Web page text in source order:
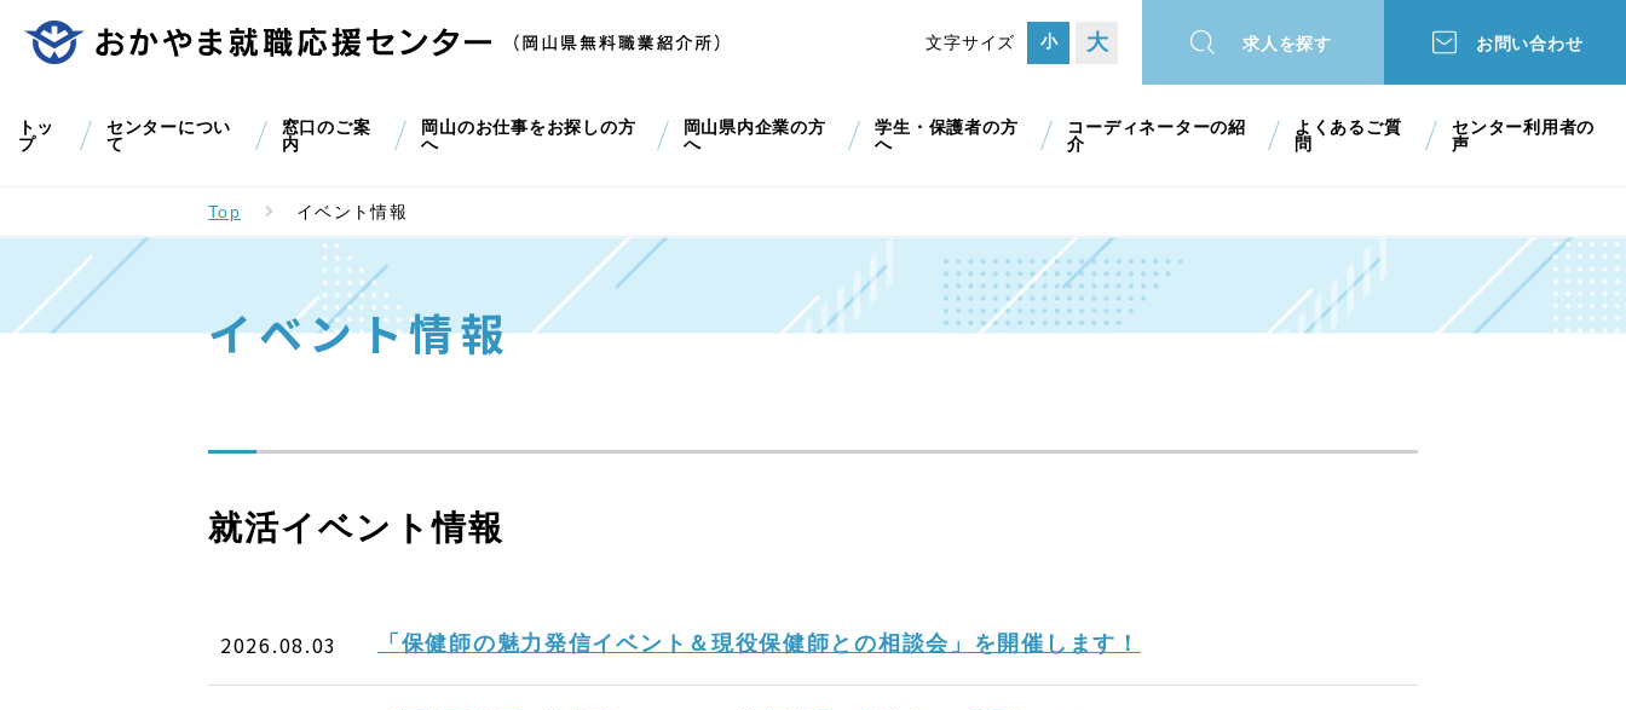
文字サイズ 小 大
トッ
プ
センターについ
て
窓口のご案
内
岡山のお仕事をお探しの方
へ
岡山県内企業の方
へ
学生・保護者の方
へ
コーディネーターの紹
介
よくあるご質
問
センター利用者の
声
求人を探す お問い合わせ
Top イベント情報
イベント情報
就活イベント情報
2026.08.03 「保健師の魅力発信イベント＆現役保健師との相談会」を開催します！